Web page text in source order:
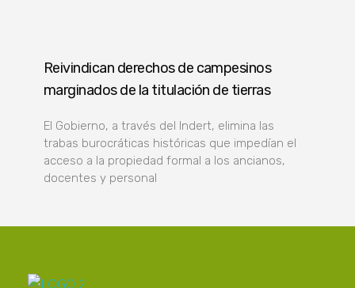
Reivindican derechos de campesinos
marginados de la titulación de tierras
El Gobierno, a través del Indert, elimina las
trabas burocráticas históricas que impedían el
acceso a la propiedad formal a los ancianos,
docentes y personal